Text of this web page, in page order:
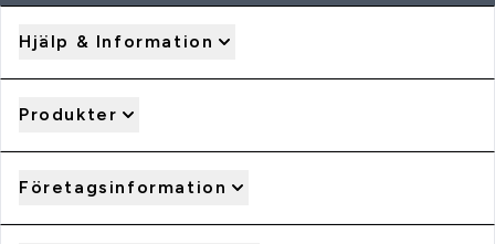
Hjälp & Information
Produkter
Företagsinformation